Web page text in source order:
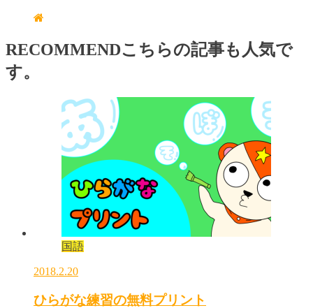
RECOMMENDこちらの記事も人気で
す。
国語
2018.2.20
ひらがな練習の無料プリント